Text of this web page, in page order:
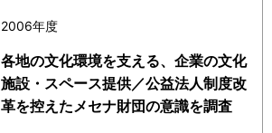
2006年度
各地の文化環境を支える、企業の文化
施設・スペース提供／公益法人制度改
革を控えたメセナ財団の意識を調査